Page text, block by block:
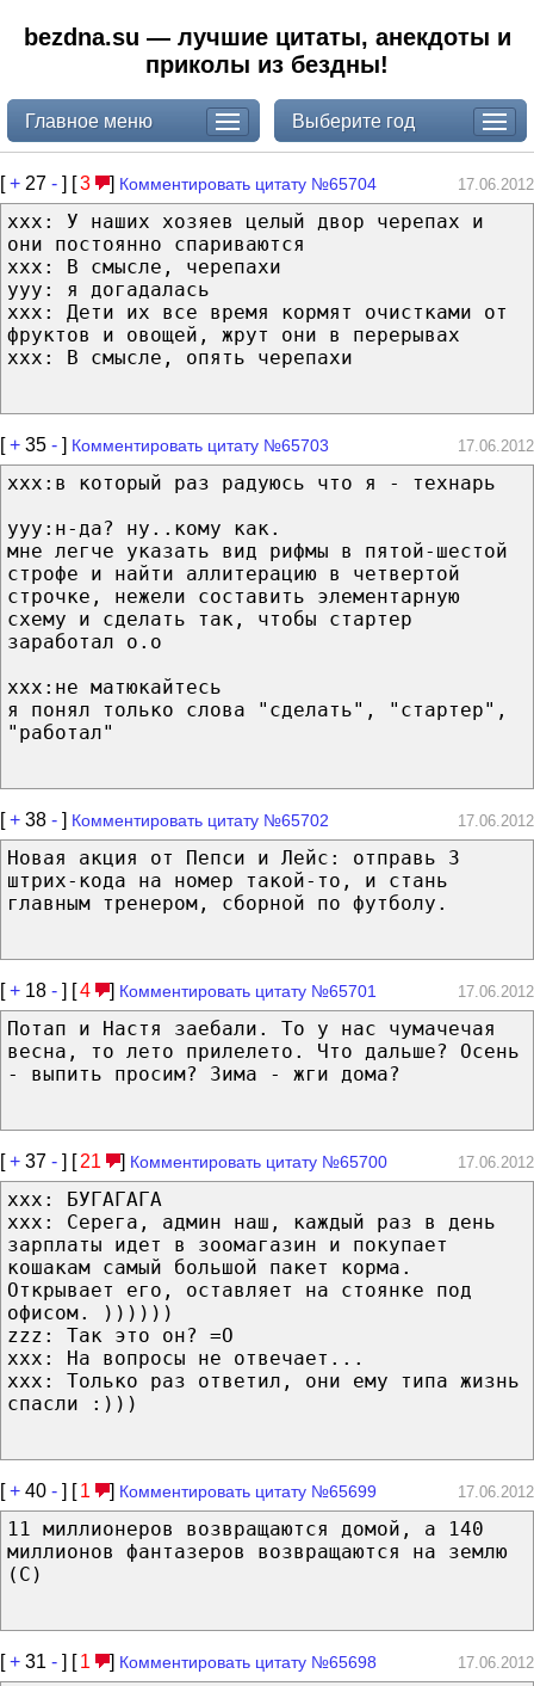
bezdna.su — лучшие цитаты, анекдоты и
приколы из бездны!
Главное меню Выберите год
[+ 27 - ] [3 ] Комментировать цитату №65704 17.06.2012
xxx: У наших хозяев целый двор черепах и
они постоянно спариваются
xxx: В смысле, черепахи
yyy: я догадалась
xxx: Дети их все время кормят очистками от
фруктов и овощей, жрут они в перерывах
xxx: В смысле, опять черепахи
[+ 35 - ] Комментировать цитату №65703 17.06.2012
ххх:в который раз радуюсь что я - технарь
ууу:н-да? ну..кому как.
мне легче указать вид рифмы в пятой-шестой
строфе и найти аллитерацию в четвертой
строчке, нежели составить элементарную
схему и сделать так, чтобы стартер
заработал о.о
ххх:не матюкайтесь
я понял только слова "сделать", "стартер",
"работал"
[+ 38 - ] Комментировать цитату №65702 17.06.2012
Новая акция от Пепси и Лейс: отправь 3
штрих-кода на номер такой-то, и стань
главным тренером, сборной по футболу.
[+ 18 - ] [4 ] Комментировать цитату №65701 17.06.2012
Потап и Настя заебали. То у нас чумачечая
весна, то лето прилелето. Что дальше? Осень
- выпить просим? Зима - жги дома?
[+ 37 - ] [ 21 ] Комментировать цитату №65700 17.06.2012
ххх: БУГАГАГА
ххх: Серега, админ наш, каждый раз в день
зарплаты идет в зоомагазин и покупает
кошакам самый большой пакет корма.
Открывает его, оставляет на стоянке под
офисом. ))))))
zzz: Так это он? =О
ххх: На вопросы не отвечает...
ххх: Только раз ответил, они ему типа жизнь
спасли :)))
[+ 40 - ] [ 1 ] Комментировать цитату №65699 17.06.2012
11 миллионеров возвращаются домой, а 140
миллионов фантазеров возвращаются на землю
(С)
[+ 31 - ] [ 1 ] Комментировать цитату №65698 17.06.2012